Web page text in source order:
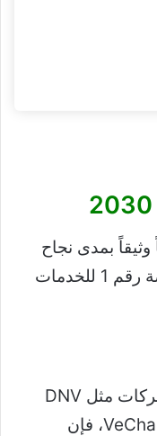
وثيقاً بمدى نجاح
رؤية VeChain في أن تصبح المنصة رقم 1 للخدمات
إذا استمرت شركات مثل DNV
وPwC في دفع عملائها نحو VeChain، فإن